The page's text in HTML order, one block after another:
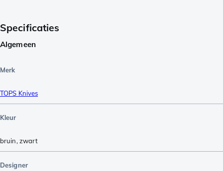
Specificaties
Algemeen
Merk
TOPS Knives
Kleur
bruin, zwart
Designer